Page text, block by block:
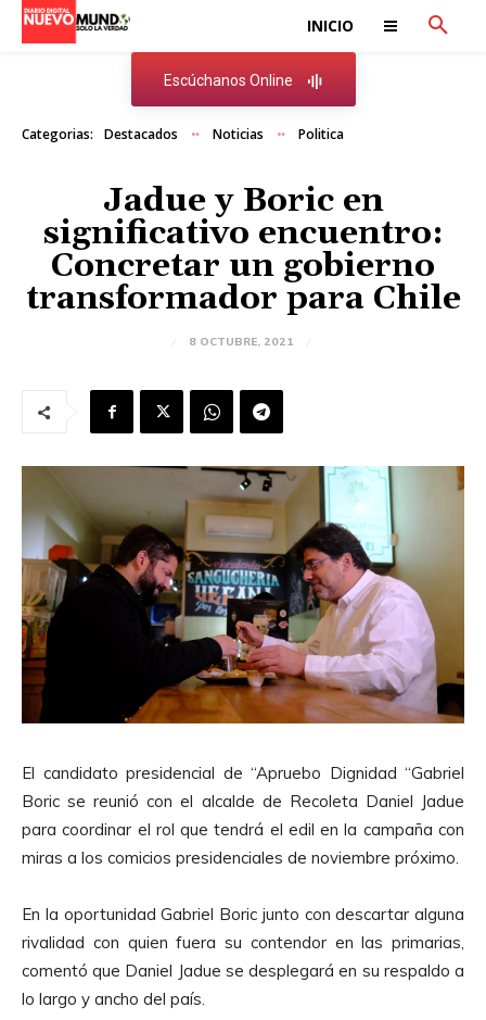
INICIO
Escúchanos Online
Categorias: Destacados Noticias Politica
Jadue y Boric en
significativo encuentro:
Concretar un gobierno
transformador para Chile
8 OCTUBRE, 2021
El candidato presidencial de “Apruebo Dignidad “Gabriel
Boric se reunió con el alcalde de Recoleta Daniel Jadue
para coordinar el rol que tendrá el edil en la campaña con
miras a los comicios presidenciales de noviembre próximo.
En la oportunidad Gabriel Boric junto con descartar alguna
rivalidad con quien fuera su contendor en las primarias,
comentó que Daniel Jadue se desplegará en su respaldo a
lo largo y ancho del país.